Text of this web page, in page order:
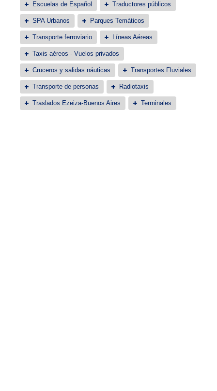
Escuelas de Español Traductores públicos
SPA Urbanos Parques Temáticos
Transporte ferroviario Líneas Aéreas
Taxis aéreos - Vuelos privados
Cruceros y salidas náuticas Transportes Fluviales
Transporte de personas Radiotaxis
Traslados Ezeiza-Buenos Aires Terminales